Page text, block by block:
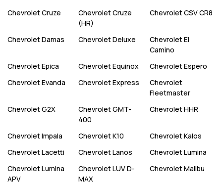
ChevroletCruze ChevroletCruze
(HR)
ChevroletCSV CR8
ChevroletDamas ChevroletDeluxe ChevroletEl
Camino
ChevroletEpica ChevroletEquinox ChevroletEspero
ChevroletEvanda ChevroletExpress
Chevrolet
Fleetmaster
ChevroletG2X ChevroletGMT-
400
ChevroletHHR
ChevroletImpala ChevroletK10 ChevroletKalos
ChevroletLacetti ChevroletLanos ChevroletLumina
ChevroletLumina
APV
ChevroletLUV D-
MAX
ChevroletMalibu